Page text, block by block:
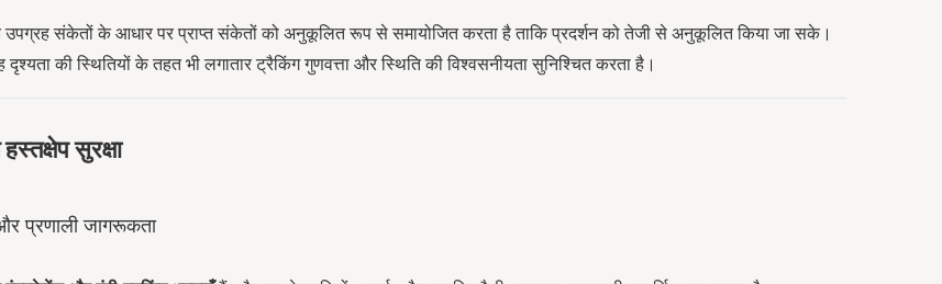
उपग्रह संकेतों के आधार पर प्राप्त संकेतों को अनुकूलित रूप से समायोजित करता है ताकि प्रदर्शन को तेजी से अनुकूलित किया जा सके।
की स्थितियों के तहत भी लगातार ट्रैकिंग गुणवत्ता और स्थिति की विश्वसनीयता सुनिश्चित करता है।
सुरक्षा
प्रणाली जागरूकता